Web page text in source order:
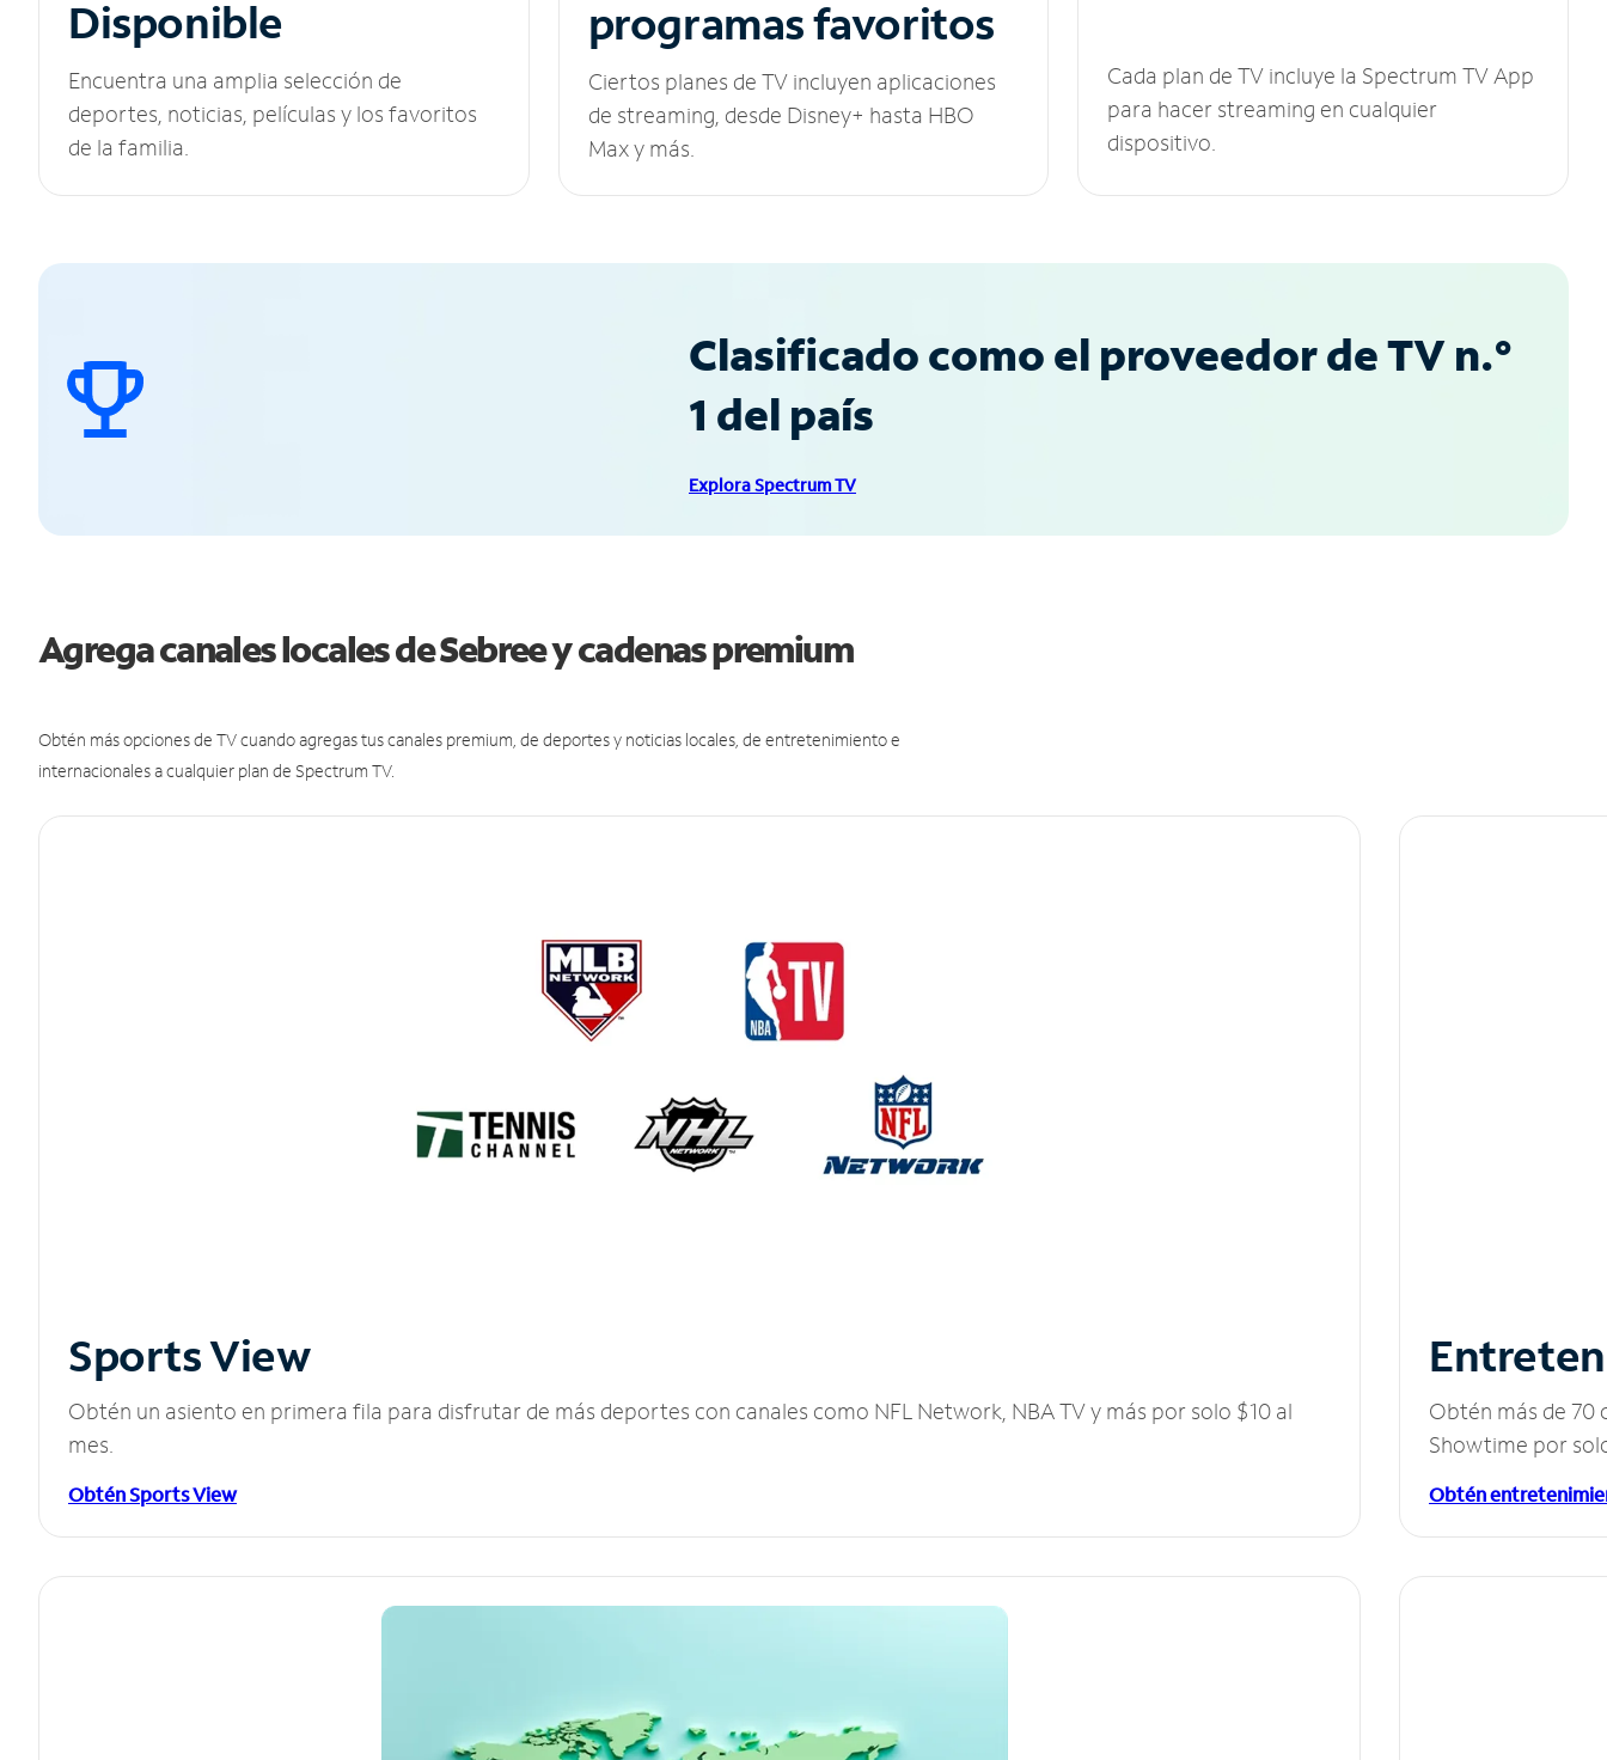
Disponible
Encuentra una amplia selección de
deportes, noticias, películas y los favoritos
de la familia.
programas favoritos
Ciertos planes de TV incluyen aplicaciones
de streaming, desde Disney+ hasta HBO
Max y más.
Cada plan de TV incluye la Spectrum TV App
para hacer streaming en cualquier
dispositivo.
Clasificado como el proveedor de TV n.°
1 del país
Explora Spectrum TV
Agrega canales locales de Sebree y cadenas premium
Obtén más opciones de TV cuando agregas tus canales premium, de deportes y noticias locales, de entretenimiento e
internacionales a cualquier plan de Spectrum TV.
Sports View
Obtén un asiento en primera fila para disfrutar de más deportes con canales como NFL Network, NBA TV y más por solo $10 al
mes.
Obtén Sports View
Obtén más de 70
Showtime por
Obtén